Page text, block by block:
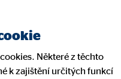
Některé z těchto
k zajištění určitých funkcí